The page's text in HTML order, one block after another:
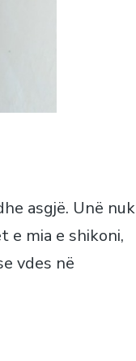
asgjë. Unë nuk
e mia e shikoni,
vdes në